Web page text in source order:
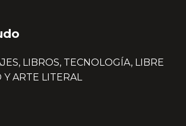
LIBROS, TECNOLOGÍA, LIBRE
ARTE LITERAL